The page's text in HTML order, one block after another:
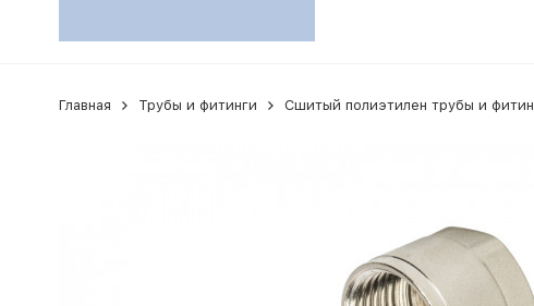
Главная Трубы и фитинги Сшитый полиэтилен трубы и